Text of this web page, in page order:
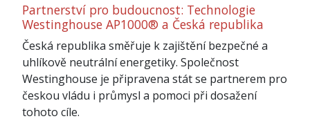
Partnerství pro budoucnost: Technologie
Westinghouse AP1000® a Česká republika
Česká republika směřuje k zajištění bezpečné a
uhlíkově neutrální energetiky. Společnost
Westinghouse je připravena stát se partnerem pro
českou vládu i průmysl a pomoci při dosažení
tohoto cíle.